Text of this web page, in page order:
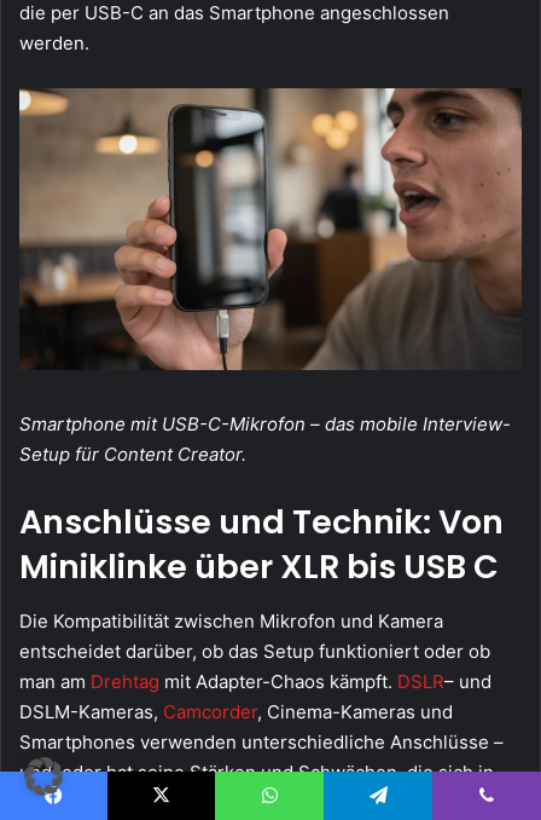
die per USB-C an das Smartphone angeschlossen
werden.
Smartphone mit USB-C-Mikrofon – das mobile Interview-
Setup für Content Creator.
Anschlüsse und Technik: Von
Miniklinke über XLR bis USB C
Die Kompatibilität zwischen Mikrofon und Kamera
entscheidet darüber, ob das Setup funktioniert oder ob
man am Drehtag mit Adapter-Chaos kämpft. DSLR– und
DSLM-Kameras, Camcorder, Cinema-Kameras und
Smartphones verwenden unterschiedliche Anschlüsse –
und jeder hat seine Stärken und Schwächen, die sich in
derBildkomposition und der bewussten Gestaltung des